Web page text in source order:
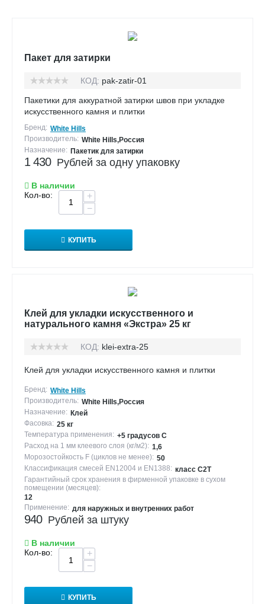
Пакет для затирки
КОД: pak-zatir-01
Пакетики для аккуратной затирки швов при укладке
искусственного камня и плитки
Бренд: White Hills
Производитель: White Hills,Россия
Назначение: Пакетик для затирки
1 430 Рублей за одну упаковку
В наличии
Кол-во:
+
−
КУПИТЬ
Клей для укладки искусственного и
натурального камня «Экстра» 25 кг
КОД: klei-extra-25
Клей для укладки искусственного камня и плитки
Бренд: White Hills
Производитель: White Hills,Россия
Назначение: Клей
Фасовка: 25 кг
Температура применения: +5 градусов С
Расход на 1 мм клеевого слоя (кг/м2): 1,6
Морозостойкость F (циклов не менее): 50
Классификация смесей EN12004 и EN1388: класс С2Т
Гарантийный срок хранения в фирменной упаковке в сухом
помещении (месяцев):
12
Применение: для наружных и внутренних работ
940 Рублей за штуку
В наличии
Кол-во:
+
−
КУПИТЬ